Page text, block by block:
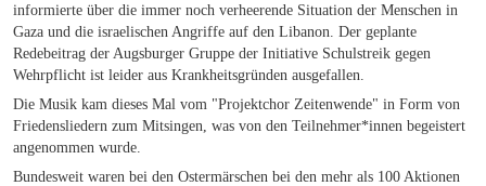
informierte über die immer noch verheerende Situation der Menschen in
Gaza und die israelischen Angriffe auf den Libanon. Der geplante
Redebeitrag der Augsburger Gruppe der Initiative Schulstreik gegen
Wehrpflicht ist leider aus Krankheitsgründen ausgefallen.
Die Musik kam dieses Mal vom "Projektchor Zeitenwende" in Form von
Friedensliedern zum Mitsingen, was von den Teilnehmer*innen begeistert
angenommen wurde.
Bundesweit waren bei den Ostermärschen bei den mehr als 100 Aktionen